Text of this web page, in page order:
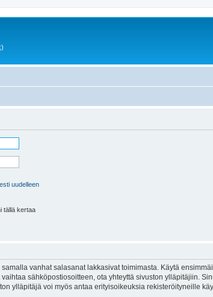
uudelleen
tällä kertaa
vanhat salasanat lakkasivat toimimasta. Käytä
sähköpostiosoitteen, ota yhteyttä sivuston ylläpitäjiin.
ylläpitäjä voi myös antaa erityisoikeuksia rekisteröityneille